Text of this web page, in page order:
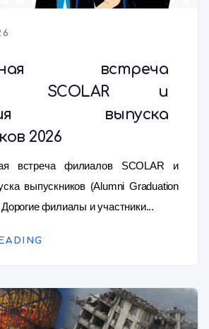
встреча
SCOLAR и
выпуска
2026
встреча филиалов SCOLAR и
выпускников (Alumni Graduation
филиалы и участники...